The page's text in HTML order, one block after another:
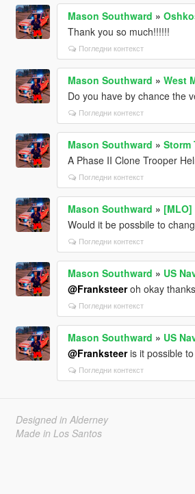
Mason Southward »
Thank you so much!!!!!!
Погледни контекст
Mason Southward » West
Do you have by chance the
Погледни контекст
Mason Southward » Storm
A Phase II Clone Trooper
Погледни контекст
Mason Southward » [MLO]
Would it be possbile to
Погледни контекст
Mason Southward » US
@Franksteeroh okay
Погледни контекст
Mason Southward » US
@Franksteeris it possible
Погледни контекст
Designed in Alderney
Made in Los Santos